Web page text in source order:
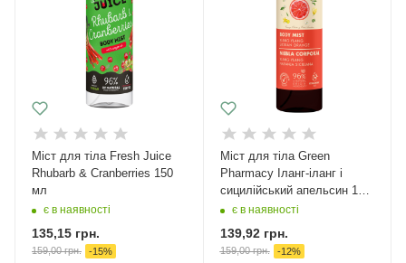
Міст для тіла Fresh Juice
Rhubarb & Cranberries 150
мл
є в наявності
135,15 грн.
159,00грн. -15%
Міст для тіла Green
Pharmacy Іланг-іланг і
сицилійський апельсин 150
млє в наявності
139,92грн.
159,00грн. -12%